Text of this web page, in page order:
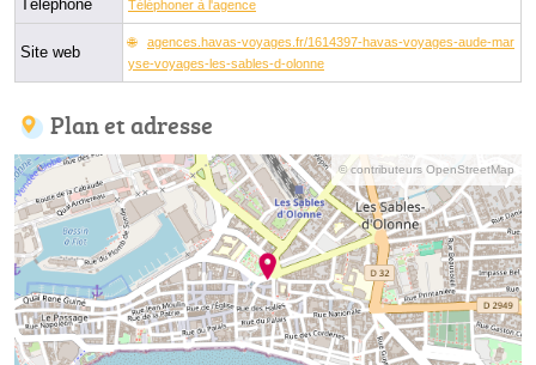
Téléphone Téléphoner à l'agence
Site web
agences.havas-voyages.fr/1614397-havas-voyages-aude-mar
yse-voyages-les-sables-d-olonne
Plan et adresse
© contributeurs OpenStreetMap